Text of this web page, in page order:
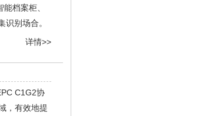
档案柜、
别场合。
详情>>
C1G2协
，有效地提